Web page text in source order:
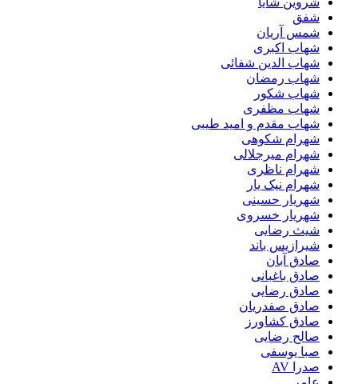
شفق
شمس آریان
شهاب اکبری
شهاب الدین شفائی
شهاب رمضان
شهاب شکور
شهاب مظفری
شهاب مقدم و امید طیبی
شهرام شکوهی
شهرام میرجلالی
شهرام ناظری
شهرام نیک یار
شهریار حسینی
شهریار خسروی
شیث رضایی
شیرازیس باند
صادق آبان
صادق باغبانی
صادق رضایی
صادق صفدریان
صادق کشاورز
صالح رضایی
صبا یوسفی
صدرا AV